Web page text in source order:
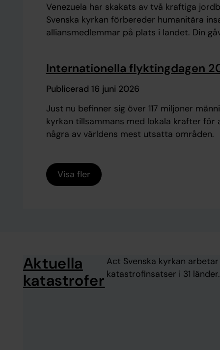
Venezuela har skakats av två kraftiga
Svenska kyrkan förbereder humanitära
alliansmedlemmar på plats i landet. Din
Internationella flyktingdagen
Publicerad 16 juni 2026
Just nu befinner sig över 117 miljoner
kyrkan tillsammans med lokala krafter
några av världens mest utsatta områden.
Visa fler
Aktuella
katastrofer
Act Svenska kyrkan
katastrofinsatser i 31